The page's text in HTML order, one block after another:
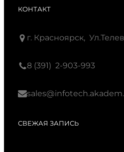
КОНТАКТ
г. Красноярск,
8 (391) 2-903-993
СВЕЖАЯ ЗАПИСЬ